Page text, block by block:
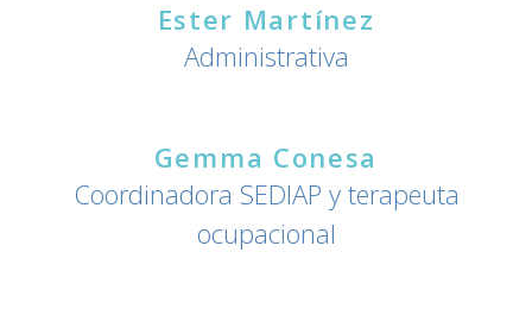
Ester Martínez
Administrativa
Gemma Conesa
Coordinadora SEDIAP y terapeuta
ocupacional